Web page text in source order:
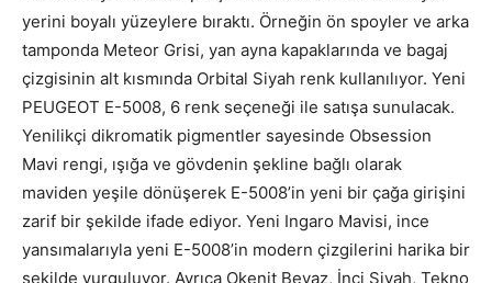
yerini boyalı yüzeylere bıraktı. Örneğin ön spoyler ve arka
tamponda Meteor Grisi, yan ayna kapaklarında ve bagaj
çizgisinin alt kısmında Orbital Siyah renk kullanılıyor. Yeni
PEUGEOT E-5008, 6 renk seçeneği ile satışa sunulacak.
Yenilikçi dikromatik pigmentler sayesinde Obsession
Mavi rengi, ışığa ve gövdenin şekline bağlı olarak
maviden yeşile dönüşerek E-5008’in yeni bir çağa girişini
zarif bir şekilde ifade ediyor. Yeni Ingaro Mavisi, ince
yansımalarıyla yeni E-5008’in modern çizgilerini harika bir
şekilde vurguluyor. Ayrıca Okenit Beyaz, İnci Siyah, Tekno